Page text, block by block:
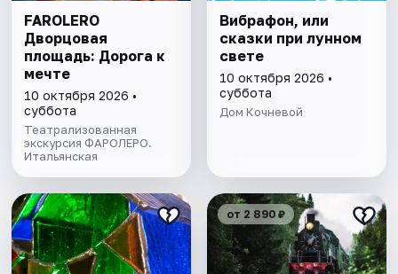
FAROLERO
Дворцовая
площадь: Дорога к
мечте
10 октября 2026 •
суббота
Театрализованная
экскурсия ФАРОЛЕРО.
Итальянская
Вибрафон, или
сказки при лунном
свете
10 октября 2026 •
суббота
Дом Кочневой
от 2 890 ₽